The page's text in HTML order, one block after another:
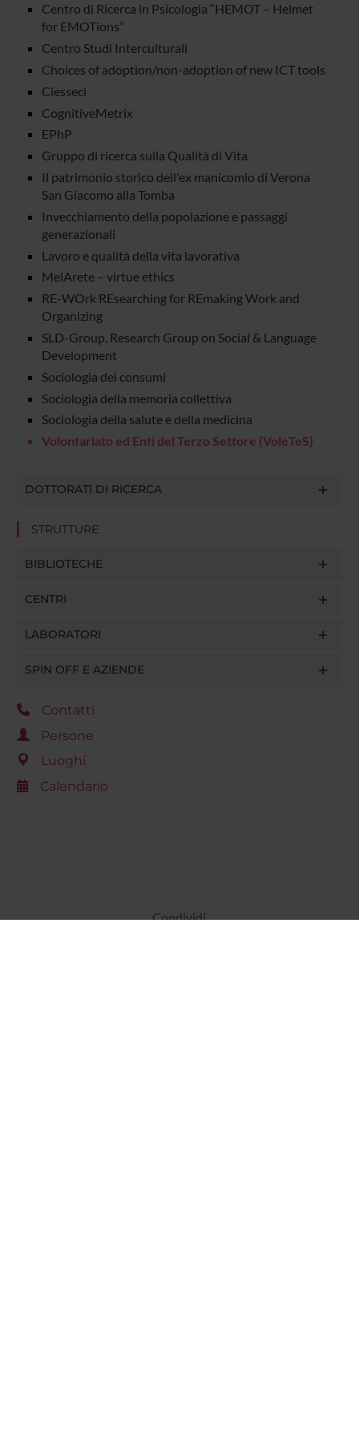
Centro di Ricerca in Psicologia “HEMOT – Helmet
for EMOTions”
Centro Studi Interculturali
Choices of adoption/non-adoption of new ICT tools
Ciesseci
CognitiveMetrix
EPhP
Gruppo di ricerca sulla Qualità di Vita
Il patrimonio storico dell'ex manicomio di Verona
San Giacomo alla Tomba
Invecchiamento della popolazione e passaggi
generazionali
Lavoro e qualità della vita lavorativa
MelArete – virtue ethics
RE-WOrk REsearching for REmaking Work and
Organizing
SLD-Group, Research Group on Social & Language
Development
Sociologia dei consumi
Sociologia della memoria collettiva
Sociologia della salute e della medicina
Volontariato ed Enti del Terzo Settore (VoleTeS)
DOTTORATI DI RICERCA
STRUTTURE
BIBLIOTECHE
CENTRI
LABORATORI
SPIN OFF E AZIENDE
Contatti
Persone
Luoghi
Calendario
Condividi